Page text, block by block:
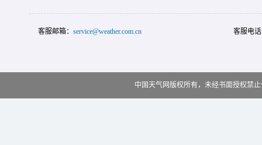
客服邮箱： service@weather.com.cn 客服电
中国天气网版权所有，未经书面授权